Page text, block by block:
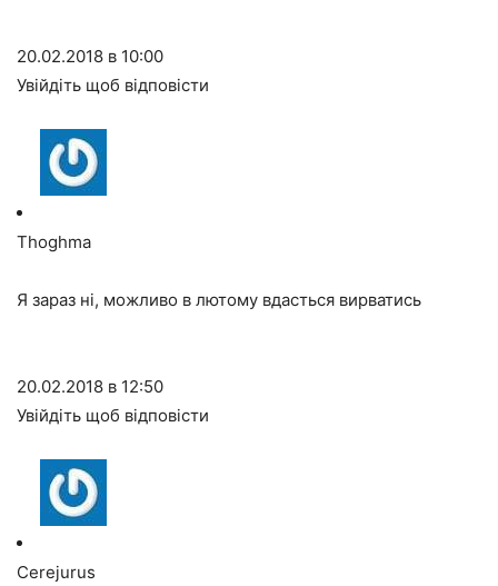
20.02.2018 в 10:00
Увійдіть щоб відповісти
Thoghma
Я зараз ні, можливо в лютому вдасться вирватись
20.02.2018 в 12:50
Увійдіть щоб відповісти
Cerejurus